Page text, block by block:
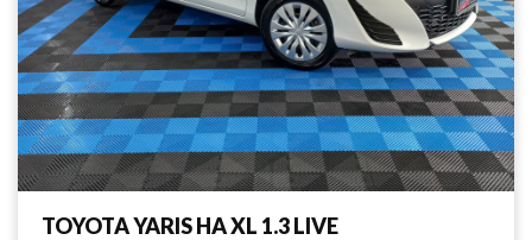
TOYOTA YARIS HA XL 1.3 LIVE